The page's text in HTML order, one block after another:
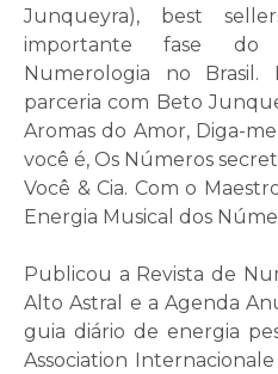
Junqueyra), best
importante fase do
Numerologia no Brasil.
parceria com Beto
Aromas do Amor, Diga-
você é, Os Números
Você & Cia. Com o
Energia Musical dos
Publicou a Revista de
Alto Astral e a Agenda
guia diário de energia
Association